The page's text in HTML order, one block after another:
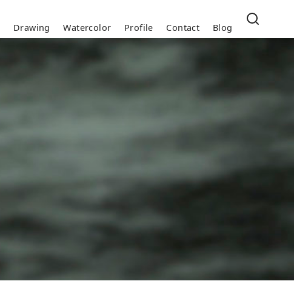
Drawing Watercolor Profile Contact Blog